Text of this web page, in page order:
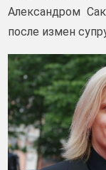
Александром
после измен